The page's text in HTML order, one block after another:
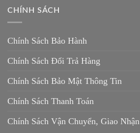
CHÍNH SÁCH
Chính Sách Bảo Hành
Chính Sách Đổi Trả Hàng
Chính Sách Bảo Mật Thông Tin
Chính Sách Thanh Toán
Chính Sách Vận Chuyển, Giao Nhận